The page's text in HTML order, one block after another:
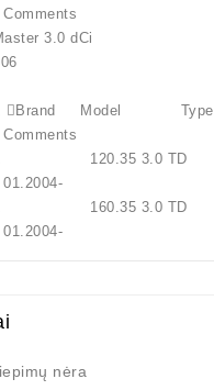
Master
V.I. Brand
V.I. 120.35
V.I. 160.35
nėra